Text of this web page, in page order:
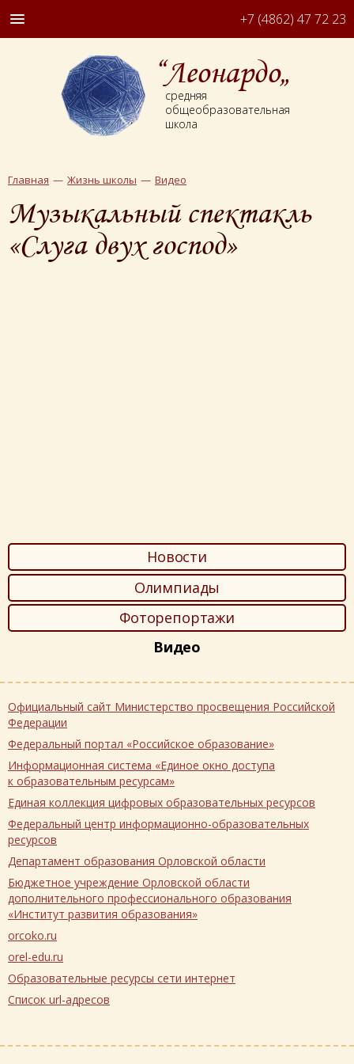
“Леонардо„
средняя
общеобразовательная
школа
+7 (4862) 47 72 23
Главная Жизнь школы Видео
Музыкальный спектакль
«Слуга двух господ»
Новости
Олимпиады
Фоторепортажи
Видео
Официальный сайт Министерство просвещения Российской
Федерации
Федеральный портал «Российское образование»
Информационная система «Единое окно доступа
к образовательным ресурсам»
Единая коллекция цифровых образовательных ресурсов
Федеральный центр информационно-образовательных
ресурсов
Департамент образования Орловской области
Бюджетное учреждение Орловской области
дополнительного профессионального образования
«Институт развития образования»
orcoko.ru
orel-edu.ru
Образовательные ресурсы сети интернет
Список url-адресов